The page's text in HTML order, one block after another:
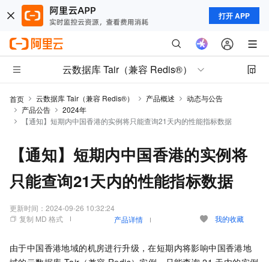
打开 APP
云数据库 Tair（兼容 Redis®）
首页 云数据库 Tair（兼容 Redis®） 产品概述
动态与公告
产品公告
2024年
【通知】短期内中国香港的实例将只能查询21天内的性能指标数据
【通知】短期内中国香港的实例将
只能查询21天内的性能指标数据
更新时间： 2024-09-26 10:32:24
复制 MD 格式
产品详情 我的收藏
由于中国香港地域的机房进行升级，在短期内将影响中国香港地